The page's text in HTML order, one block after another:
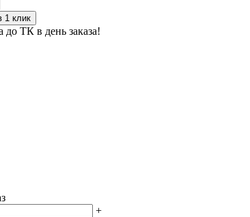
1 клик
до ТК в день заказа!
+